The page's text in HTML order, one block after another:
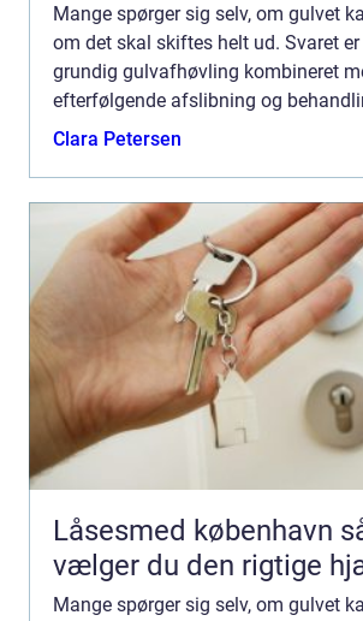
Mange spørger sig selv, om gulvet
om det skal skiftes helt ud. Svaret
grundig gulvafhøvling kombineret
efterfølgende afslibning og
gulvet et helt nyt liv. Det kræv...
Clara Petersen
Låsesmed københavn sådan
vælger du den rigtige
Mange spørger sig selv, om gulvet